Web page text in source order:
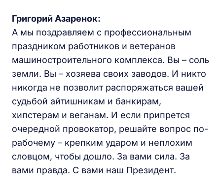
Григорий Азаренок:
А мы поздравляем с профессиональным
праздником работников и ветеранов
машиностроительного комплекса. Вы – соль
земли. Вы – хозяева своих заводов. И никто
никогда не позволит распоряжаться вашей
судьбой айтишникам и банкирам,
хипстерам и веганам. И если припрется
очередной провокатор, решайте вопрос по-
рабочему – крепким ударом и неплохим
словцом, чтобы дошло. За вами сила. За
вами правда. С вами наш Президент.